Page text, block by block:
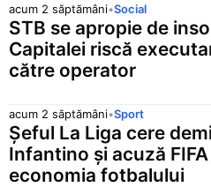
acum 2 săptămâni•Social
STB se apropie de
Capitalei riscă
către operator
acum 2 săptămâni•Sport
Șeful La Liga cere
Infantino și acuză
economia fotbalului